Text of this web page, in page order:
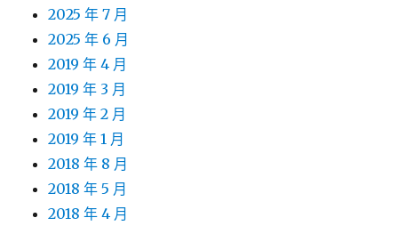
2025 年 7 月
2025 年 6 月
2019 年 4 月
2019 年 3 月
2019 年 2 月
2019 年 1 月
2018 年 8 月
2018 年 5 月
2018 年 4 月